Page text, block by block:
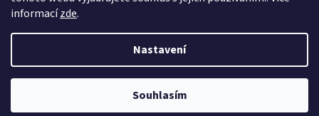
informacízde.
Nastavení
Souhlasím
Vytvořil Shoptet
Hřiště Slavík. Všechna práva vyhrazena.